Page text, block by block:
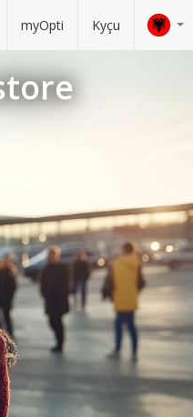
myOpti Kyçu